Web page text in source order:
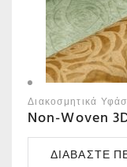
Διακοσμητικά
Non-Woven
ΔΙΑΒΆΣΤΕ